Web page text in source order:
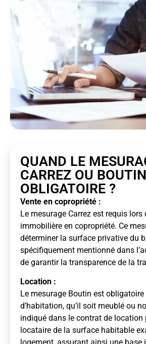
QUAND LE
CARREZ OU
OBLIGATOIRE ?
Vente en copropriété :
Le mesurage Carrez est requis lors
immobilière en copropriété. Ce
déterminer la surface privative du
spécifiquement mentionné dans
de garantir la transparence de la
Location :
Le mesurage Boutin est
d’habitation, qu’il soit meublé ou
indiqué dans le contrat de location
locataire de la surface habitable